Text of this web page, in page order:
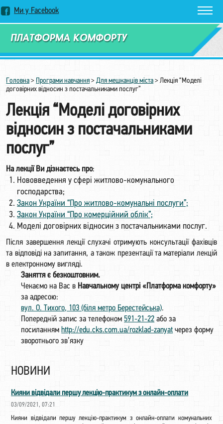
Ми у Facebook
Замовити дзвінок
Головна > Програми навчання >Для мешканців міста >Лекція “Моделі
договірних відносин з постачальниками послуг”
Лекція “Моделі договірних
відносин з постачальниками
послуг”
На лекції Ви дізнаєтесь про:
Нововведення у сфері житлово-комунального
господарства;
Закон України “Про житлово-комунальні послуги”;
Закон України “Про комерційний облік”;
Моделі договірних відносин з постачальниками послуг.
Після завершення лекції слухачі отримують консультації фахівців
та відповіді на запитання, а також презентації та матеріали лекцій
в електронному вигляді.
Заняття є безкоштовним.
Чекаємо на Вас в Навчальному центрі «Платформа комфорту»
за адресою:
вул. О. Тихого, 103 (біля метро Берестейська).
Попередній запис за телефоном591-21-22 або за
посиланням http://edu.cks.com.ua/rozklad-zanyat через форму
зворотнього зв’язку
НОВИНИ
Кияни відвідали першу лекцію-практикум з онлайн-оплати
03/09/2021, 07:21
Кияни відвідали першу лекцію-практикум з онлайн-оплати комунальних